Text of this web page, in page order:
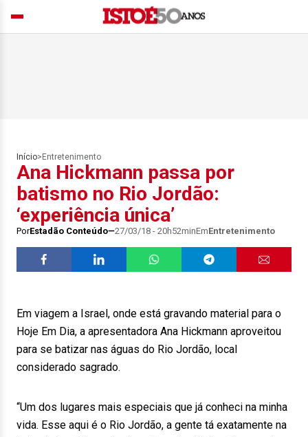
Início> Entretenimento
Ana Hickmann passa por
batismo no Rio Jordão:
‘experiência única’
PorEstadão Conteúdo 27/03/18 - 20h52minEmEntretenimento
Em viagem a Israel, onde está gravando material para o
Hoje Em Dia, a apresentadora Ana Hickmann aproveitou
para se batizar nas águas do Rio Jordão, local
considerado sagrado.
“Um dos lugares mais especiais que já conheci na minha
vida. Esse aqui é o Rio Jordão, a gente tá exatamente na